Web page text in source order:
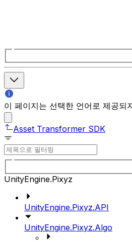
이 페이지는 선택한 언어로 제공되
Asset Transformer SDK
UnityEngine.Pixyz
UnityEngine.Pixyz.API
UnityEngine.Pixyz.Algo